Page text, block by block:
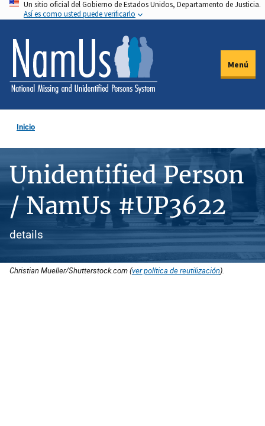
Pasar
al
contenido
principal
Un sitio oficial del Gobierno de Estados Unidos, Departamento de Justicia.
Así es como usted puede verificarlo
Menú
Inicio
Unidentified Person
/ NamUs #UP3622
details
Christian Mueller/Shutterstock.com (ver política de reutilización).